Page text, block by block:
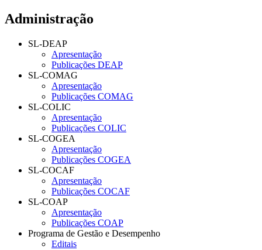
Administração
SL-DEAP
Apresentação
Publicações DEAP
SL-COMAG
Apresentação
Publicações COMAG
SL-COLIC
Apresentação
Publicações COLIC
SL-COGEA
Apresentação
Publicações COGEA
SL-COCAF
Apresentação
Publicações COCAF
SL-COAP
Apresentação
Publicações COAP
Programa de Gestão e Desempenho
Editais